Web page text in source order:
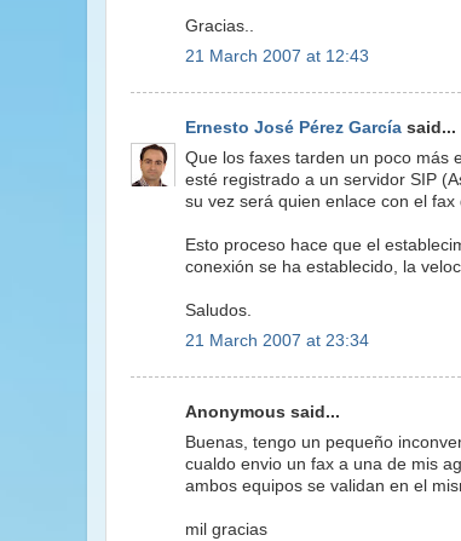
Gracias..
21 March 2007 at 12:43
Ernesto José Pérez García said...
Que los faxes tarden un poco más
esté registrado a un servidor SIP
su vez será quien enlace con el fax
Esto proceso hace que el
conexión se ha establecido, la
Saludos.
21 March 2007 at 23:34
Anonymous said...
Buenas, tengo un pequeño
cualdo envio un fax a una de mis
ambos equipos se validan en el
mil gracias